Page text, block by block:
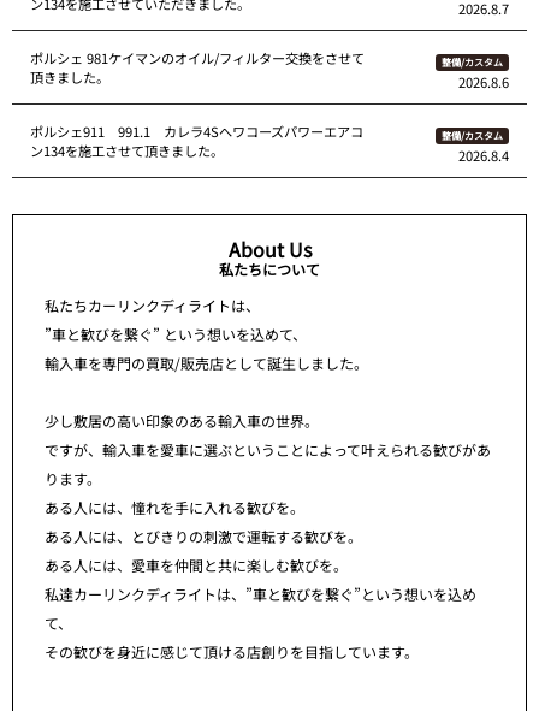
2026.8.7
ポルシェ 981ケイマンのオイル/フィルター交換をさせて
頂きました。
整備/カスタム
2026.8.6
ポルシェ911 991.1 カレラ4Sへワコーズパワーエアコ
ン134を施工させて頂きました。
整備/カスタム
2026.8.4
About Us
私たちについて
私たちカーリンクディライトは、
”車と歓びを繋ぐ” という想いを込めて、
輸入車を専門の買取/販売店として誕生しました。
少し敷居の高い印象のある輸入車の世界。
ですが、輸入車を愛車に選ぶということによって叶えられる歓びがあ
ります。
ある人には、憧れを手に入れる歓びを。
ある人には、とびきりの刺激で運転する歓びを。
ある人には、愛車を仲間と共に楽しむ歓びを。
私達カーリンクディライトは、”車と歓びを繋ぐ”という想いを込め
て、
その歓びを身近に感じて頂ける店創りを目指しています。